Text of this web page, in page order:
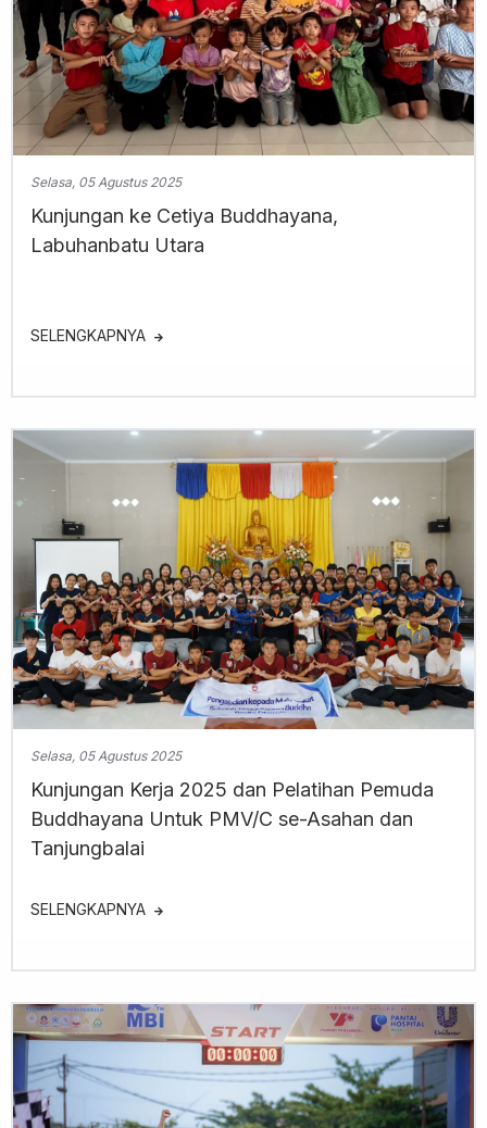
Selasa, 05 Agustus 2025
Kunjungan ke Cetiya Buddhayana,
Labuhanbatu Utara
SELENGKAPNYA
Selasa, 05 Agustus 2025
Kunjungan Kerja 2025 dan Pelatihan Pemuda
Buddhayana Untuk PMV/C se-Asahan dan
Tanjungbalai
SELENGKAPNYA